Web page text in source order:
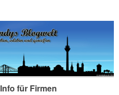
Info für Firmen